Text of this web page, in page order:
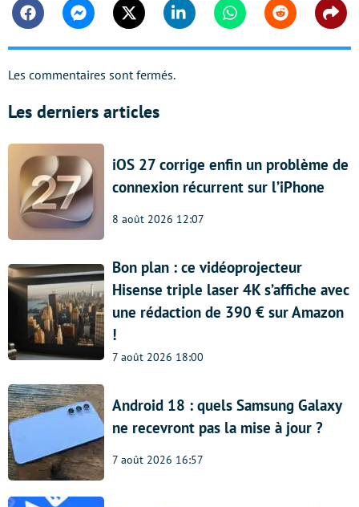
FacebookMessengerTwitter Linkedin WhatsappReddit
Les commentaires sont fermés.
Les derniers articles
iOS 27 corrige enfin un problème de
connexion récurrent sur l’iPhone
8 août 2026 12:07
Bon plan : ce vidéoprojecteur
Hisense triple laser 4K s’affiche avec
une rédaction de 390 € sur Amazon
!
7 août 2026 18:00
Android 18 : quels Samsung Galaxy
ne recevront pas la mise à jour ?
7 août 2026 16:57